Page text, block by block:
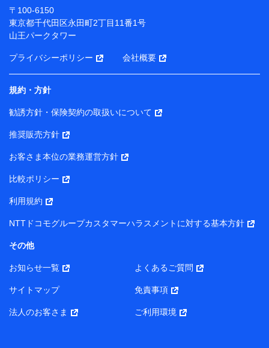
ため
（各サービスで取得したサービス利用履歴、ウェブサイ
トの閲覧履歴、購買履歴、ご契約内容等のパーソナルデ
ータを分析して、お客さまの趣味・嗜好・傾向に応じた
サービス・商品等に関するご提案や広告の配信等を行う
ことがあります。）
各種セミナーの開催のため
コンサルティングサービスの実施のため
アンケートやキャンペーン等の実施のため
上記に係る案内・手続き・管理等付帯業務を行うため
所・代表者名】
り）
株式会社NTTドコモ・フィナンシャルグループ 代表取締役
社長 廣井 孝史
東京都中央区日本橋人形町2-14-10 アーバンネット日本橋
株式会社ドコモ・インシュアランス 代表取締役社長 吉
村 忠義
また当社は、オンライン面談による保険のご相談にあたっ
〒100-6150
東京都千代田区永田町2丁目11番1号
山王パークタワー
プライバシーポリシー 会社概要
規約・方針
勧誘方針・保険契約の取扱いについて
推奨販売方針
お客さま本位の業務運営方針
比較ポリシー
利用規約
NTTドコモグループカスタマーハラスメントに対する基本方針
その他
お知らせ一覧 よくあるご質問
サイトマップ 免責事項
法人のお客さま ご利用環境